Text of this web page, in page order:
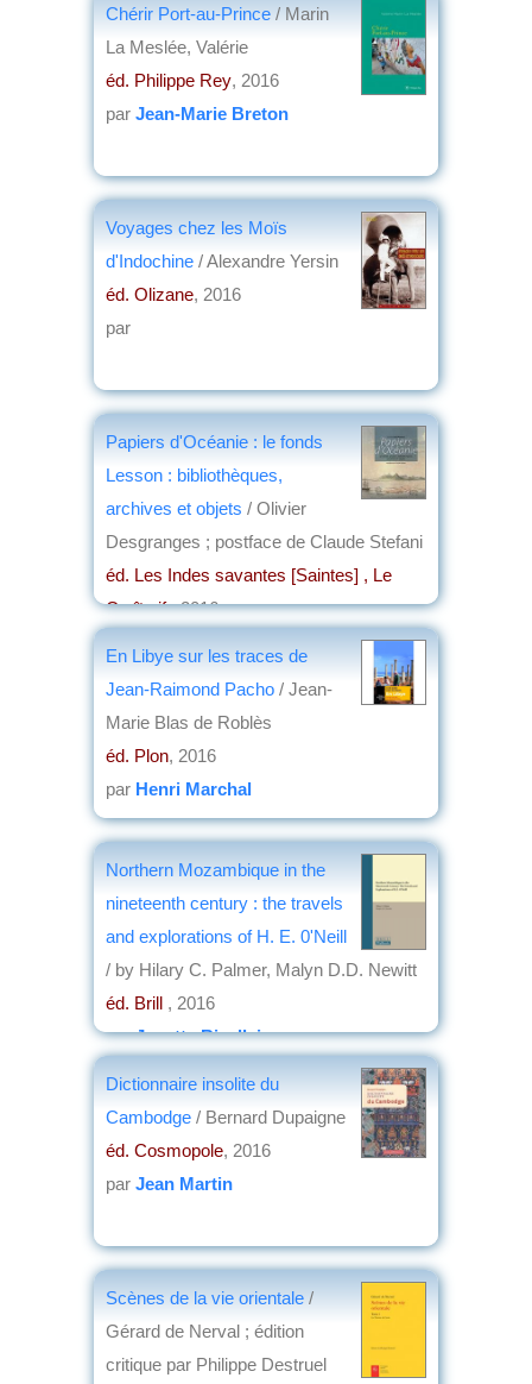
Chérir Port-au-Prince / Marin
La Meslée, Valérie
éd. Philippe Rey, 2016
par Jean-Marie Breton
Voyages chez les Moïs
d'Indochine / Alexandre Yersin
éd. Olizane, 2016
par
Papiers d'Océanie : le fonds
Lesson : bibliothèques,
archives et objets / Olivier
Desgranges ; postface de Claude Stefani
éd. Les Indes savantes [Saintes] , Le
Croît vif, 2016
En Libye sur les traces de
Jean-Raimond Pacho / Jean-
Marie Blas de Roblès
éd. Plon, 2016
par Henri Marchal
Northern Mozambique in the
nineteenth century : the travels
and explorations of H. E. 0'Neill
/ by Hilary C. Palmer, Malyn D.D. Newitt
éd. Brill , 2016
parJosette Rivallain
Dictionnaire insolite du
Cambodge / Bernard Dupaigne
éd. Cosmopole, 2016
par Jean Martin
Scènes de la vie orientale /
Gérard de Nerval ; édition
critique par Philippe Destruel